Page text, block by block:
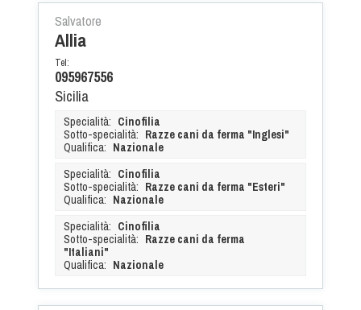
Salvatore
Allia
Tel:
095967556
Sicilia
Specialità: Cinofilia
Sotto-specialità: Razze cani da ferma "Inglesi"
Qualifica: Nazionale
Specialità: Cinofilia
Sotto-specialità: Razze cani da ferma "Esteri"
Qualifica: Nazionale
Specialità: Cinofilia
Sotto-specialità: Razze cani da ferma
"Italiani"
Qualifica: Nazionale
Organi di Giustizia - Dispositivi
Albo Atleti Cinofili
Guida Locandine Ufficiali
Tiro di Campagna
English e Training Sporting